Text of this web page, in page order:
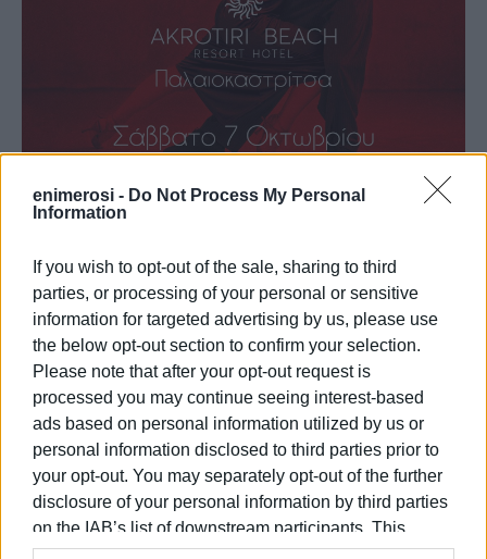
enimerosi - Do Not Process My Personal
Information
If you wish to opt-out of the sale, sharing to third
parties, or processing of your personal or sensitive
information for targeted advertising by us, please use
the below opt-out section to confirm your selection.
Please note that after your opt-out request is
processed you may continue seeing interest-based
ads based on personal information utilized by us or
personal information disclosed to third parties prior to
your opt-out. You may separately opt-out of the further
disclosure of your personal information by third parties
on the IAB’s list of downstream participants. This
information may also be disclosed by us to third parties
Εμφανίσεις: 88